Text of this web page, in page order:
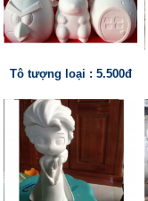
Tô tượng loại : 5.500đ